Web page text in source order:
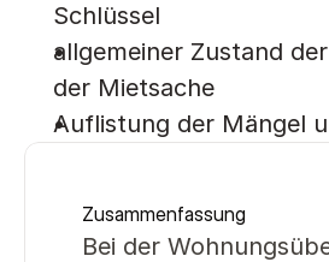
Schlüssel
allgemeiner Zustand
der Mietsache
Auflistung der Mängel
Zusammenfassung
Bei der